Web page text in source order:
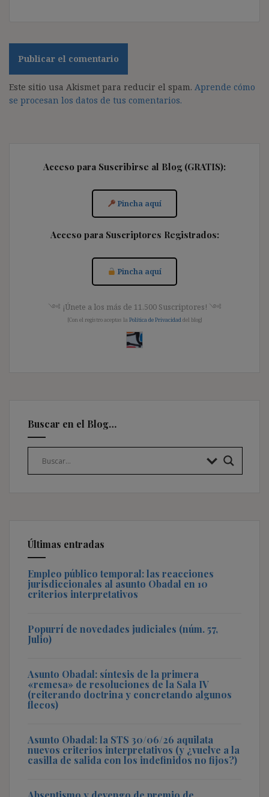
Este sitio usa Akismet para reducir el spam. Aprende cómo
se procesan los datos de tus comentarios.
Acceso para Suscribirse al Blog (GRATIS):
Pincha aquí
Acceso para Suscriptores Registrados:
Pincha aquí
༺ ¡Únete a los más de 11.500 Suscriptores! ༺
[Con el registro aceptas la Política de Privacidaddel blog]
Buscar en el Blog…
Últimas entradas
Empleo público temporal: las reacciones
jurisdiccionales al asunto Obadal en 10
criterios interpretativos
Popurrí de novedades judiciales (núm. 57,
Julio)
Asunto Obadal: síntesis de la primera
«remesa» de resoluciones de la Sala IV
(reiterando doctrina y concretando algunos
flecos)
Asunto Obadal: la STS 30/06/26 aquilata
nuevos criterios interpretativos (y ¿vuelve a la
casilla de salida con los indefinidos no fijos?)